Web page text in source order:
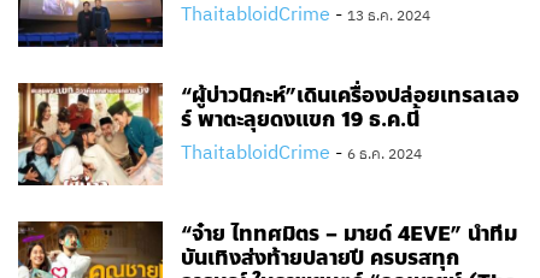
ThaitabloidCrime - 13 ธ.ค. 2024
“ผู้บ่าวนิกะห์”เดินเครื่องปล่อยเทรลเลอ
ร์ พาตะลุยดงแขก 19 ธ.ค.นี้
ThaitabloidCrime - 6 ธ.ค. 2024
“จ๋าย ไททศมิตร – มายด์ 4EVE” นำทีม
บันเทิงส่งท้ายปลายปี ครบรสทุก